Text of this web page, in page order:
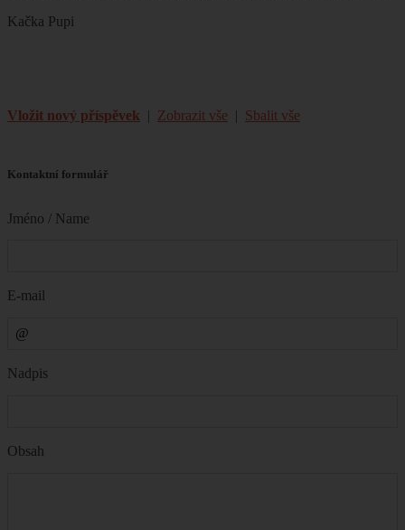
Kačka Pupi
Vložit nový příspěvek | Zobrazit vše | Sbalit vše
Kontaktní formulář
Jméno / Name
E-mail
Nadpis
Obsah